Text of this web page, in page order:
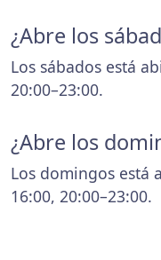
¿Abre los
Los sábados está
20:00–23:00.
¿Abre los
Los domingos está
16:00, 20:00–23:00.